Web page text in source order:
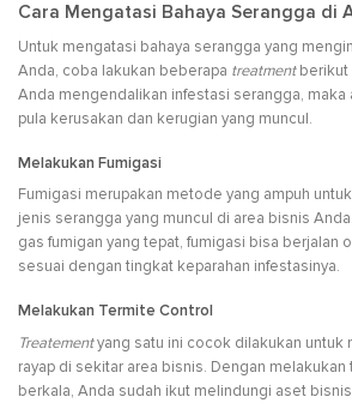
Cara Mengatasi Bahaya Serangga di
Untuk mengatasi bahaya serangga yang
Anda, coba lakukan beberapa treatmentberikut
Anda mengendalikan infestasi serangga, maka
pula kerusakan dan kerugian yang muncul.
Melakukan Fumigasi
Fumigasi merupakan metode yang ampuh
jenis serangga yang muncul di area bisnis
gas fumigan yang tepat, fumigasi bisa berjalan
sesuai dengan tingkat keparahan infestasinya.
Melakukan Termite Control
Treatementyang satu ini cocok dilakukan untuk
rayap di sekitar area bisnis. Dengan
berkala, Anda sudah ikut melindungi aset